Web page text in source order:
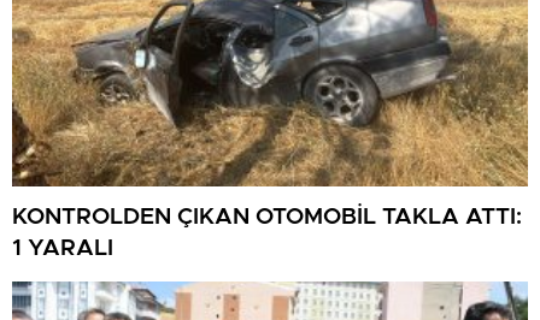
KONTROLDEN ÇIKAN OTOMOBİL TAKLA ATTI:
1 YARALI